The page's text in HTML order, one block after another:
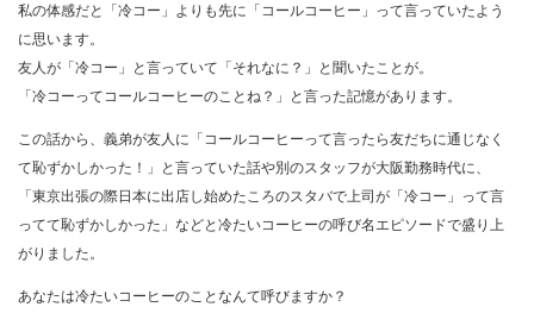
私の体感だと「冷コー」よりも先に「コールコーヒー」って言っていたよう
に思います。
友人が「冷コー」と言っていて「それなに？」と聞いたことが。
「冷コーってコールコーヒーのことね？」と言った記憶があります。
この話から、義弟が友人に「コールコーヒーって言ったら友だちに通じなく
て恥ずかしかった！」と言っていた話や別のスタッフが大阪勤務時代に、
「東京出張の際日本に出店し始めたころのスタバで上司が「冷コー」って言
ってて恥ずかしかった」などと冷たいコーヒーの呼び名エピソードで盛り上
がりました。
あなたは冷たいコーヒーのことなんて呼びますか？